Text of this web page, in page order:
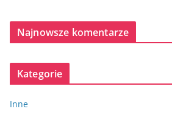
Najnowsze komentarze
Kategorie
Inne